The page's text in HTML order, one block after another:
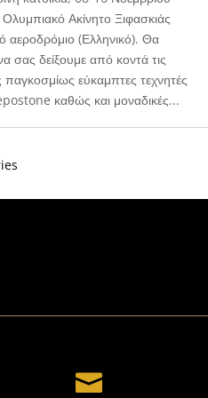
Ακίνητο Ξιφασκιάς
αεροδρόμιο (Ελληνικό). Θα
σας δείξουμε από κοντά τις
παγκοσμίως εύκαμπτες τεχνητές
καθώς και μοναδικές...
